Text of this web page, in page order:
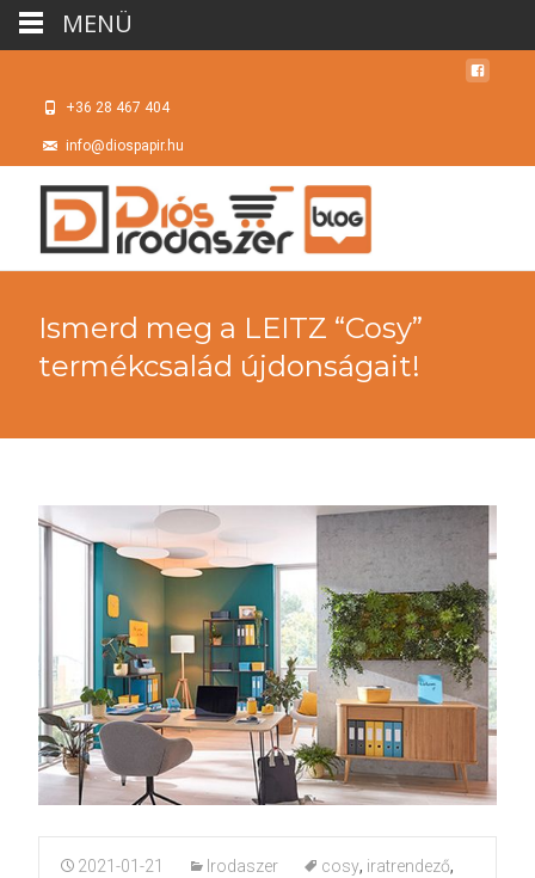
+36 28 467 404
info@diospapir.hu
Ismerd meg a LEITZ “Cosy”
termékcsalád újdonságait!
2021-01-21 Irodaszer cosy, iratrendező,
MENÜ